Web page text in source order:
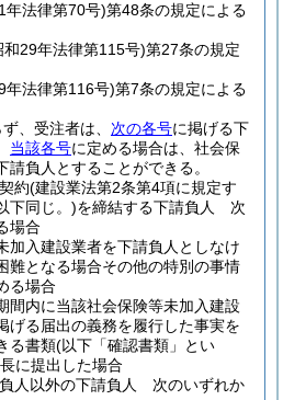
年法律第70号)第48条の規定による
和29年法律第115号)第27条の規定
年法律第116号)第7条の規定による
、受注者は、 次の各号に掲げる下
当該各号に定める場合は、社会保
請負人とすることができる。
約(建設業法第2条第4項に規定す
下同じ。)を締結する下請負人 次
場合
加入建設業者を下請負人としなけ
難となる場合その他の特別の事情
る場合
間内に当該社会保険等未加入建設
げる届出の義務を履行した事実を
る書類(以下「確認書類」とい
に提出した場合
人以外の下請負人 次のいずれか